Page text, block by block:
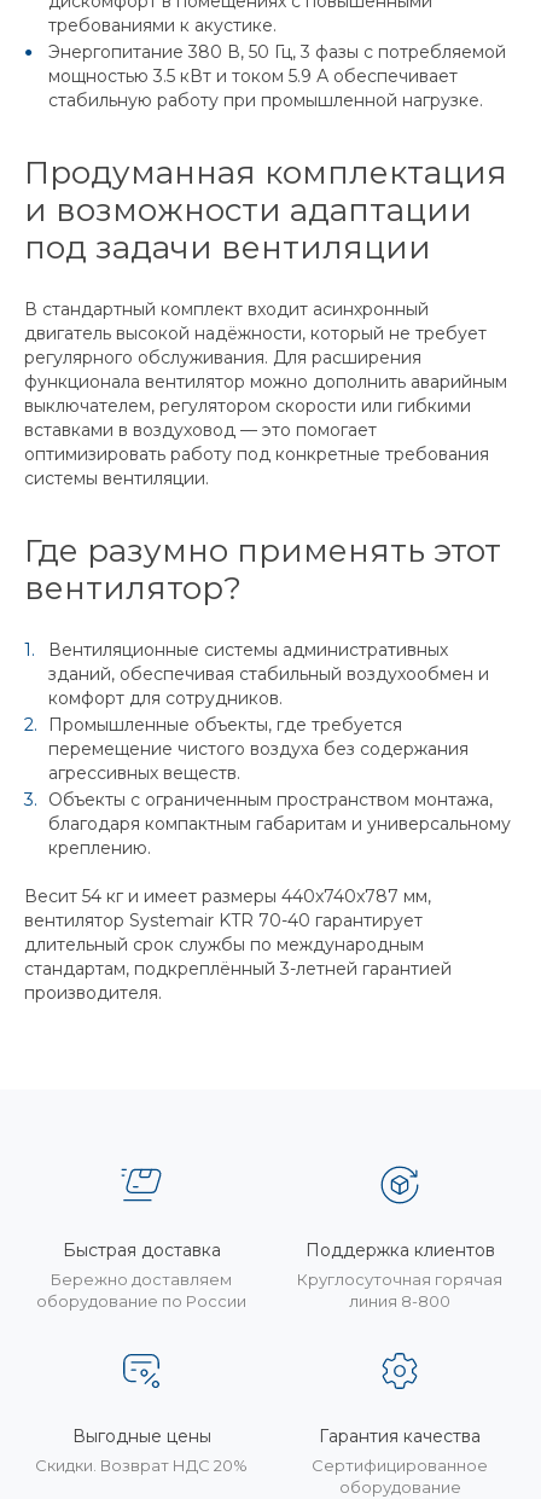
требованиями к акустике.
Энергопитание 380 В, 50 Гц, 3 фазы с потребляемой
мощностью 3.5 кВт и током 5.9 А обеспечивает
стабильную работу при промышленной нагрузке.
Продуманная комплектация
и возможности адаптации
под задачи вентиляции
В стандартный комплект входит асинхронный
двигатель высокой надёжности, который не требует
регулярного обслуживания. Для расширения
функционала вентилятор можно дополнить аварийным
выключателем, регулятором скорости или гибкими
вставками в воздуховод — это помогает
оптимизировать работу под конкретные требования
системы вентиляции.
Где разумно применять этот
вентилятор?
Вентиляционные системы административных
зданий, обеспечивая стабильный воздухообмен и
комфорт для сотрудников.
Промышленные объекты, где требуется
перемещение чистого воздуха без содержания
агрессивных веществ.
Объекты с ограниченным пространством монтажа,
благодаря компактным габаритам и универсальному
креплению.
Весит 54 кг и имеет размеры 440x740x787 мм,
вентилятор Systemair KTR 70-40 гарантирует
длительный срок службы по международным
стандартам, подкреплённый 3-летней гарантией
производителя.
Быстрая доставка
Бережно доставляем
оборудование по России
Поддержка клиентов
Круглосуточная горячая
линия 8-800
Выгодные цены
Скидки. Возврат НДС 20%
Гарантия качества
Сертифицированное
оборудование